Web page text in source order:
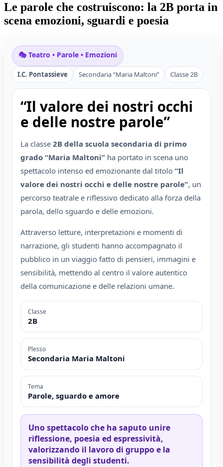
Le parole che costruiscono: la 2B porta in
scena emozioni, sguardi e poesia
🎭 Teatro • Parole • Emozioni
I.C. Pontassieve Secondaria “Maria Maltoni” Classe 2B
“Il valore dei nostri occhi
e delle nostre parole”
La classe 2B della scuola secondaria di primo
grado “Maria Maltoni” ha portato in scena uno
spettacolo intenso ed emozionante dal titolo “Il
valore dei nostri occhi e delle nostre parole”, un
percorso teatrale e riflessivo dedicato alla forza della
parola, dello sguardo e delle emozioni.
Attraverso letture, interpretazioni e momenti di
narrazione, gli studenti hanno accompagnato il
pubblico in un viaggio fatto di pensieri, immagini e
sensibilità, mettendo al centro il valore autentico
della comunicazione e delle relazioni umane.
Classe
2B
Plesso
Secondaria Maria Maltoni
Tema
Parole, sguardo e amore
Uno spettacolo che ha saputo unire
riflessione, poesia ed espressività,
valorizzando il lavoro di gruppo e la
sensibilità degli studenti.